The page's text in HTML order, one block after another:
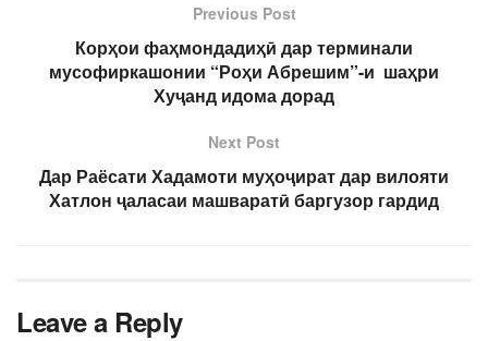
Previous Post
Корҳои фаҳмондадиҳӣ дар терминали
мусофиркашонии “Роҳи Абрешим”-и шаҳри
Хуҷанд идома дорад
Next Post
Дар Раёсати Хадамоти муҳоҷират дар вилояти
Хатлон ҷаласаи машваратӣ баргузор гардид
Leave a Reply